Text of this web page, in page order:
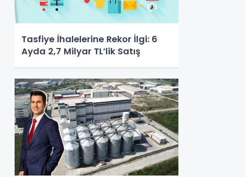
Tasfiye İhalelerine Rekor İlgi: 6
Ayda 2,7 Milyar TL’lik Satış